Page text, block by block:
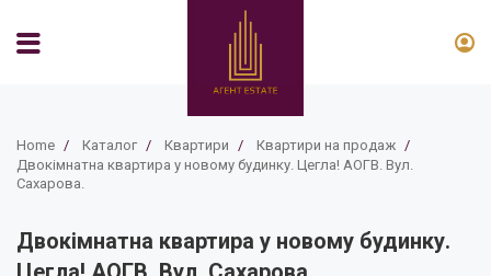
Home / Каталог / Квартири / Квартири на продаж /
Двокімнатна квартира у новому будинку. Цегла! АОГВ. Вул.
Сахарова.
Двокімнатна квартира у новому будинку.